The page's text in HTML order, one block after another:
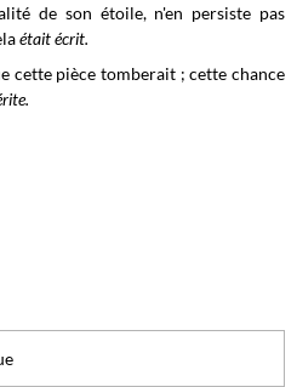
de son étoile, n'en persiste pas
était écrit.
cette pièce tomberait ; cette chance